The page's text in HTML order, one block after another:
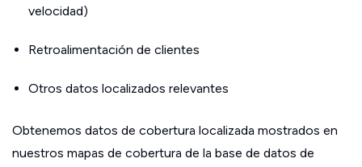
velocidad)
Retroalimentación de clientes
Otros datos localizados relevantes
Obtenemos datos de cobertura localizada mostrados en
nuestros mapas de cobertura de la base de datos de